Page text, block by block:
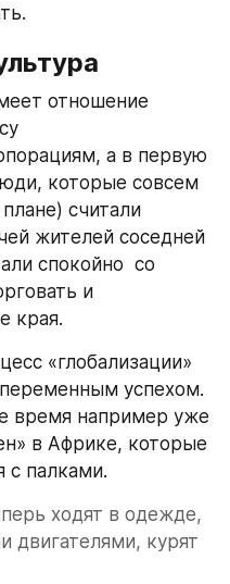
отношение
а в первую
которые совсем
считали
жителей соседней
спокойно  со
и
края.
«глобализации»
переменным успехом.
время например уже
в Африке, которые
с палками.
ходят в одежде,
двигателями, курят